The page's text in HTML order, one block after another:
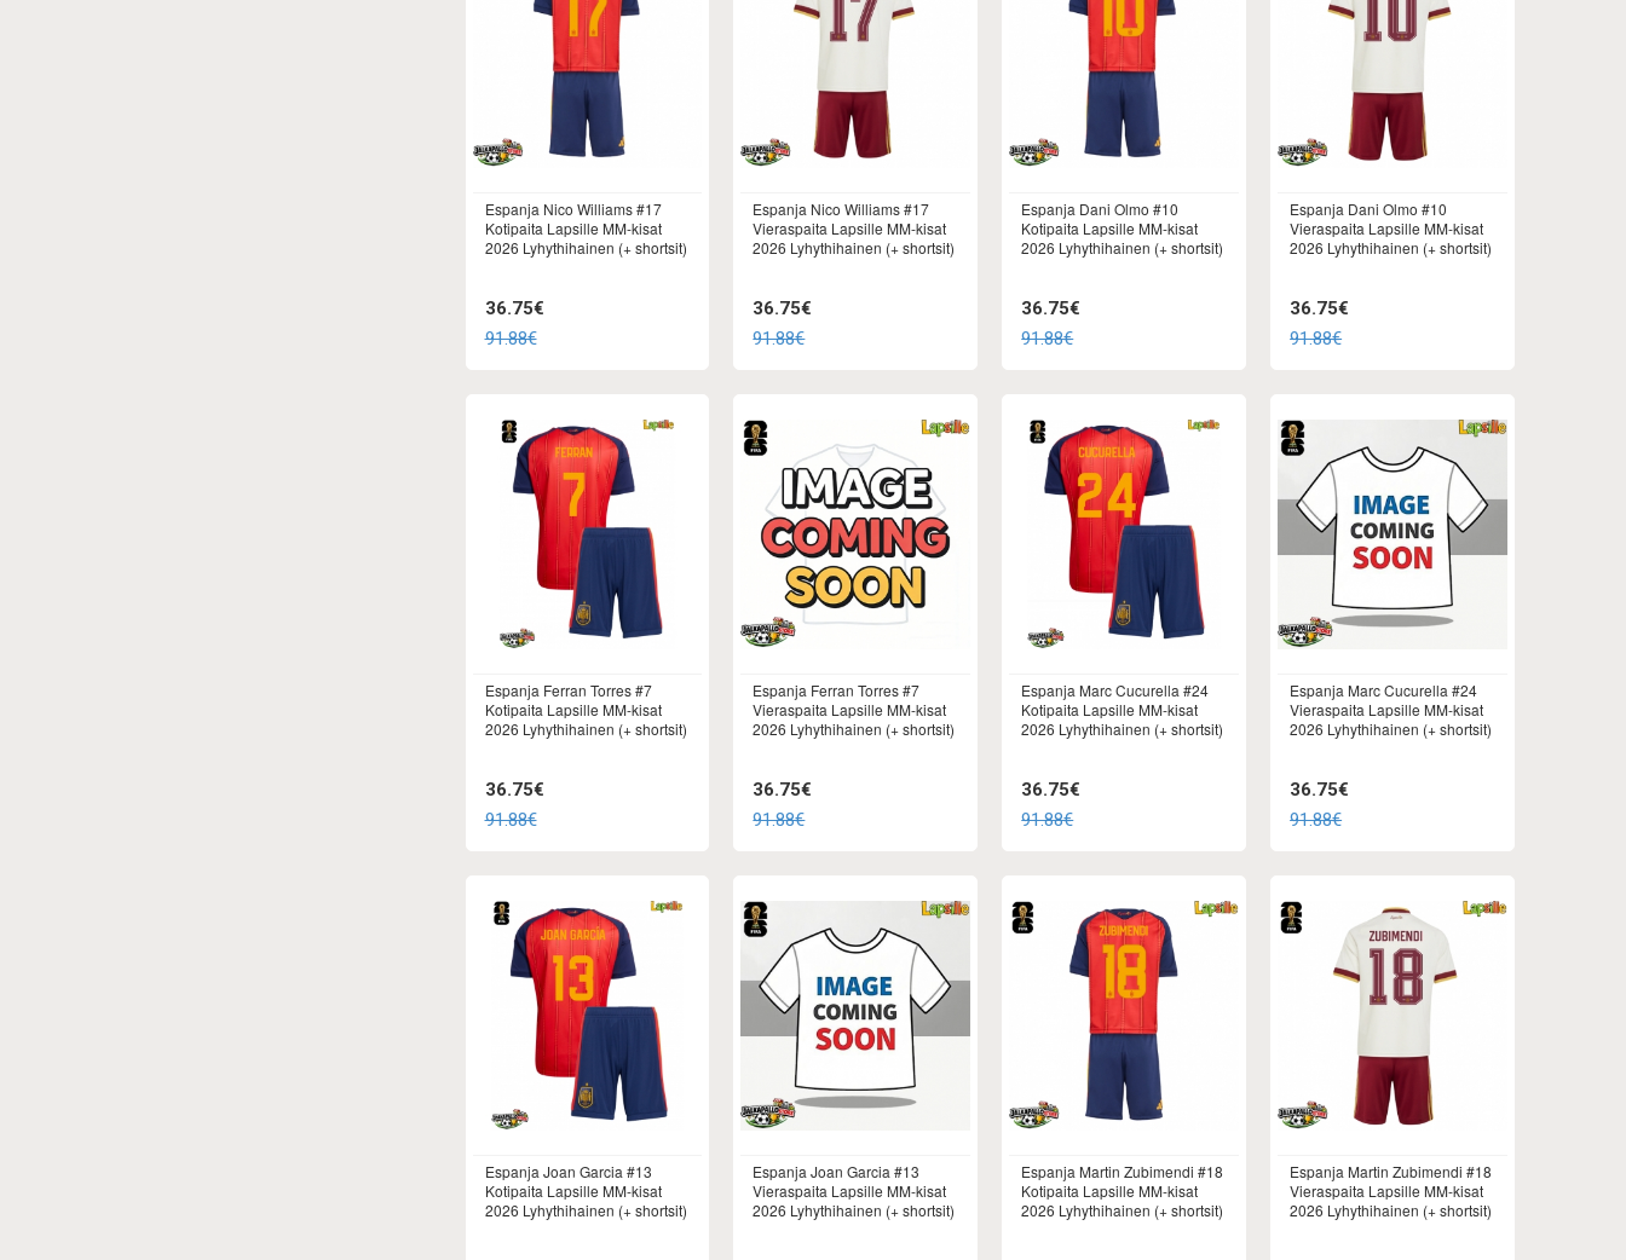
Espanja Nico Williams #17
Kotipaita Lapsille MM-kisat
2026 Lyhythihainen (+ shortsit)
36.75€
91.88€
Espanja Nico Williams #17
Vieraspaita Lapsille MM-kisat
2026 Lyhythihainen (+ shortsit)
36.75€
91.88€
Espanja Dani Olmo #10
Kotipaita Lapsille MM-kisat
2026 Lyhythihainen (+ shortsit)
36.75€
91.88€
Espanja Dani Olmo #10
Vieraspaita Lapsille MM-kisat
2026 Lyhythihainen (+ shortsit)
36.75€
91.88€
Espanja Ferran Torres #7
Kotipaita Lapsille MM-kisat
2026 Lyhythihainen (+ shortsit)
36.75€
91.88€
Espanja Ferran Torres #7
Vieraspaita Lapsille MM-kisat
2026 Lyhythihainen (+ shortsit)
36.75€
91.88€
Espanja Marc Cucurella #24
Kotipaita Lapsille MM-kisat
2026 Lyhythihainen (+ shortsit)
36.75€
91.88€
Espanja Marc Cucurella #24
Vieraspaita Lapsille MM-kisat
2026 Lyhythihainen (+ shortsit)
36.75€
91.88€
Espanja Joan Garcia #13
Kotipaita Lapsille MM-kisat
2026 Lyhythihainen (+ shortsit)
Espanja Joan Garcia #13
Vieraspaita Lapsille MM-kisat
2026 Lyhythihainen (+ shortsit)
Espanja Martin Zubimendi #18
Kotipaita Lapsille MM-kisat
2026 Lyhythihainen (+ shortsit)
Espanja Martin Zubimendi #18
Vieraspaita Lapsille MM-kisat
2026 Lyhythihainen (+ shortsit)